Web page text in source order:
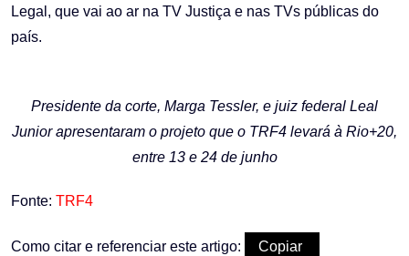
Legal, que vai ao ar na TV Justiça e nas TVs públicas do
país.
Presidente da corte, Marga Tessler, e juiz federal Leal
Junior apresentaram o projeto que o TRF4 levará à Rio+20,
entre 13 e 24 de junho
Fonte: TRF4
Como citar e referenciar este artigo:
Copiar